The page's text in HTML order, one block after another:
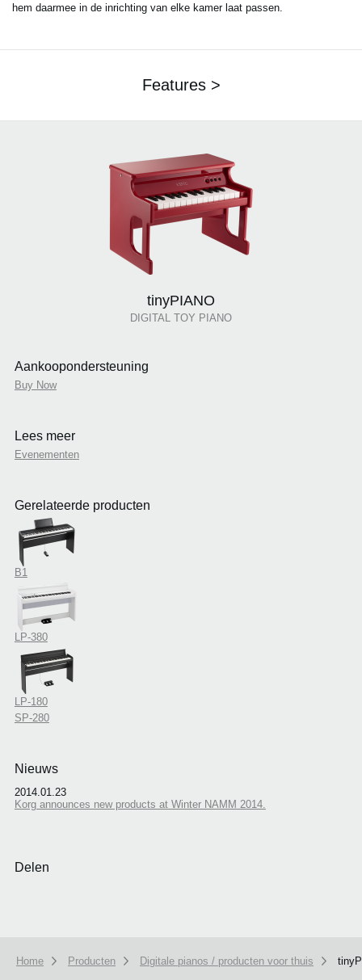
hem daarmee in de inrichting van elke kamer laat passen.
Features >
tinyPIANO
DIGITAL TOY PIANO
Aankoopondersteuning
Buy Now
Lees meer
Evenementen
Gerelateerde producten
B1
LP-380
LP-180
SP-280
Nieuws
2014.01.23
Korg announces new products at Winter NAMM 2014.
Delen
Home Producten Digitale pianos / producten voor thuis